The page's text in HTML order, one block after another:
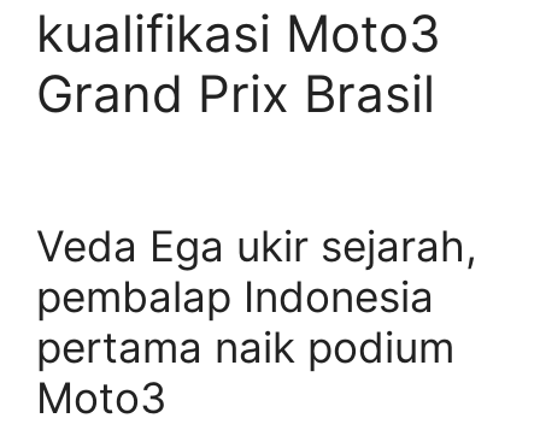
kualifikasi Moto3
Grand Prix Brasil
Veda Ega ukir sejarah,
pembalap Indonesia
pertama naik podium
Moto3